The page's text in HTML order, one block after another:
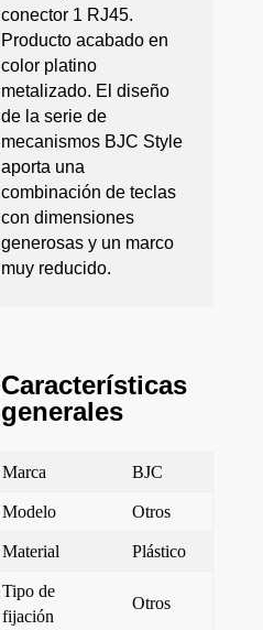
conector 1 RJ45.
Producto acabado en
color platino
metalizado. El diseño
de la serie de
mecanismos BJC Style
aporta una
combinación de teclas
con dimensiones
generosas y un marco
muy reducido.
Características
generales
Marca BJC
Modelo Otros
Material Plástico
Tipo de
fijación
Otros